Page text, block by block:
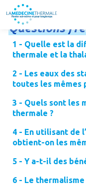
Questions
1 - Quelle est la
thermale et la
2 - Les eaux des
toutes les mêmes
3 - Quels sont les
thermale ?
4 - En utilisant de
obtient-on les
5 - Y a-t-il des
6 - Le